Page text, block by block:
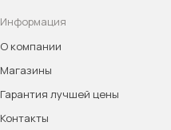
Информация
О компании
Магазины
Гарантия лучшей цены
Контакты